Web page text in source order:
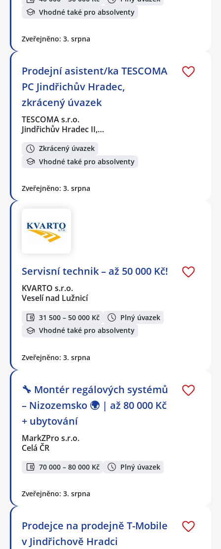
Vhodné také pro absolventy
Zveřejněno: 3. srpna
Prodejní asistent/ka TESCOMA
PC Jindřichův Hradec,
zkrácený úvazek
TESCOMA s.r.o.
Jindřichův Hradec II,…
Zkrácený úvazek
Vhodné také pro absolventy
Zveřejněno: 3. srpna
Servisní technik – až 50 000 Kč!
KVARTO s.r.o.
Veselí nad Lužnicí
31 500 – 50 000 Kč
Plný úvazek
Vhodné také pro absolventy
Zveřejněno: 3. srpna
🔧 Montér regálových systémů
– Nizozemsko 🌍 | až 80 000 Kč
+ ubytování
MarkZPro s.r.o.
Celá ČR
70 000 – 80 000 Kč Plný úvazek
Zveřejněno: 3. srpna
Prodejce na prodejně T-Mobile
v Jindřichově Hradci